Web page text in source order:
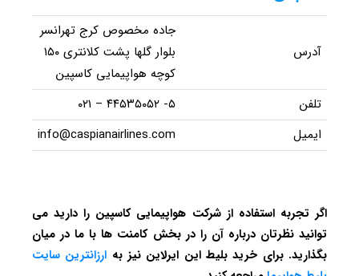
آدرس
جاده مخصوص کرج تهرانسر
بلوار گلها پشت کلانتری ۱۵۰
کوچه هواپیمایی کاسپین
تلفن
۵- ۴۴۵۳۵۰۵۲ – ۰۲۱
ایمیل
info@caspianairlines.com
اگر تجربه استفاده از شرکت هواپیمایی کاسپین را دارید می
توانید نظرتان درباره آن را در بخش کامنت ها با ما در میان
بگذارید. برای خرید بلیط این ایرلاین نیز به ارزانترین سایت